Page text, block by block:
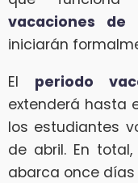
vacaciones de
iniciarán
El periodo
extenderá hasta
los estudiantes
de abril. En
abarca once días